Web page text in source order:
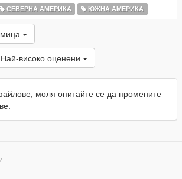
СЕВЕРНА АМЕРИКА ЮЖНА АМЕРИКА
Най-високо оценени
моля опитайте се да промените